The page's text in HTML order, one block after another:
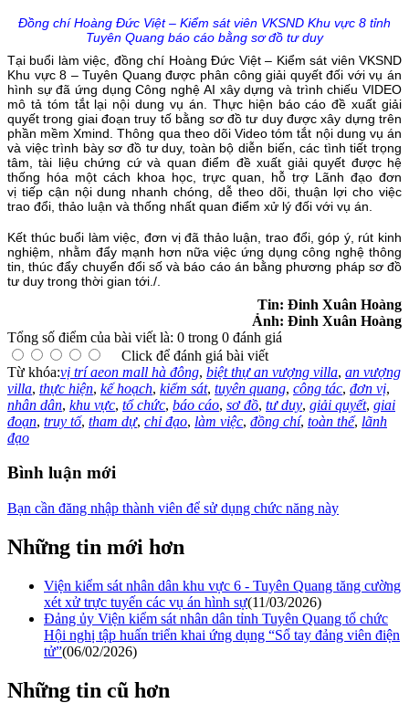
Đồng chí Hoàng Đức Việt – Kiểm sát viên VKSND Khu vực 8 tỉnh
Tuyên Quang báo cáo bằng sơ đồ tư duy
Tại buổi làm việc, đồng chí Hoàng Đức Việt – Kiểm sát viên VKSND
Khu vực 8 – Tuyên Quang được phân công giải quyết đối với vụ án
hình sự đã ứng dụng Công nghệ AI xây dựng và trình chiếu VIDEO
mô tả tóm tắt lại nội dung vụ án. Thực hiện báo cáo đề xuất giải
quyết trong giai đoạn truy tố bằng sơ đồ tư duy được xây dựng trên
phần mềm Xmind. Thông qua theo dõi Video tóm tắt nội dung vụ án
và việc trình bày sơ đồ tư duy, toàn bộ diễn biến, các tình tiết trọng
tâm, tài liệu chứng cứ và quan điểm đề xuất giải quyết được hệ
thống hóa một cách khoa học, trực quan, hỗ trợ Lãnh đạo đơn
vị tiếp cận nội dung nhanh chóng, dễ theo dõi, thuận lợi cho việc
trao đổi, thảo luận và thống nhất quan điểm xử lý đối với vụ án.
Kết thúc buổi làm việc, đơn vị đã thảo luận, trao đổi, góp ý, rút kinh
nghiệm, nhằm đẩy mạnh hơn nữa việc ứng dụng công nghệ thông
tin, thúc đẩy chuyển đổi số và báo cáo án bằng phương pháp sơ đồ
tư duy trong thời gian tới./.
Tin: Đinh Xuân Hoàng
Ảnh: Đinh Xuân Hoàng
Tổng số điểm của bài viết là: 0 trong 0 đánh giá
Click để đánh giá bài viết
Từ khóa:vị trí aeon mall hà đông, biệt thự an vượng villa, an vượng
villa, thực hiện, kế hoạch, kiểm sát, tuyên quang, công tác, đơn vị,
nhân dân, khu vực, tổ chức, báo cáo, sơ đồ, tư duy, giải quyết, giai
đoạn, truy tố, tham dự, chỉ đạo, làm việc, đồng chí, toàn thể, lãnh
đạo
Bình luận mới
Bạn cần đăng nhập thành viên để sử dụng chức năng này
Những tin mới hơn
Viện kiểm sát nhân dân khu vực 6 - Tuyên Quang tăng cường
xét xử trực tuyến các vụ án hình sự(11/03/2026)
Đảng ủy Viện kiểm sát nhân dân tỉnh Tuyên Quang tổ chức
Hội nghị tập huấn triển khai ứng dụng “Sổ tay đảng viên điện
tử”(06/02/2026)
Những tin cũ hơn